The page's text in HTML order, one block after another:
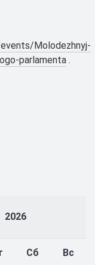
2026
Сб Вс
Molodezhnyj-
parlamenta .